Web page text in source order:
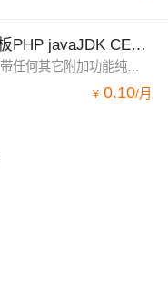
WDCP V3.2管理面板PHP javaJDK CENTOS7.4 64位
¥ 0.10/月